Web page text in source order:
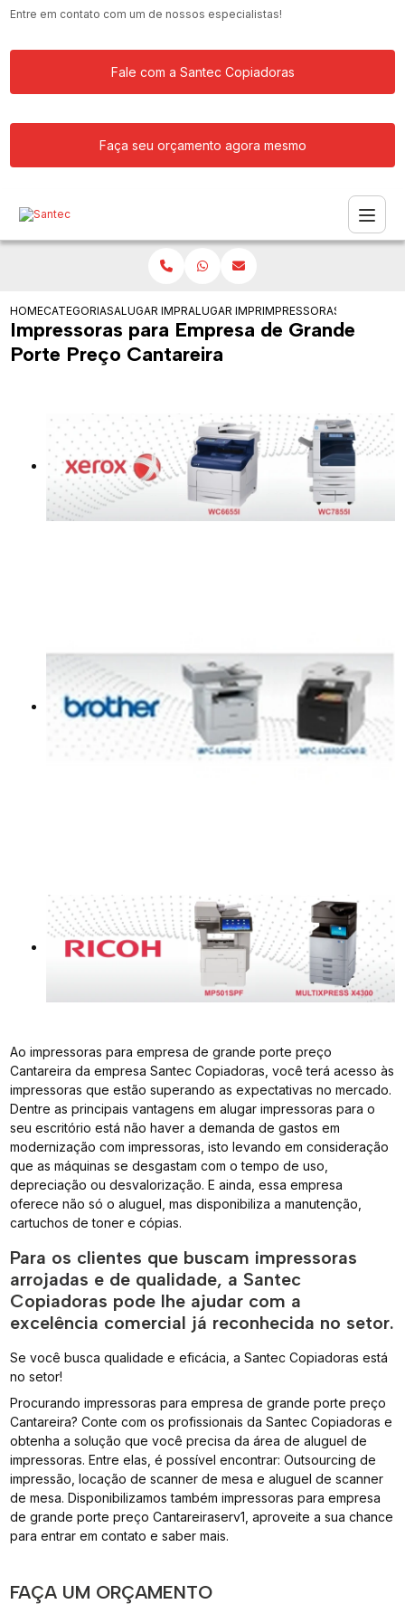
Entre em contato com um de nossos especialistas!
Fale com a Santec Copiadoras
Faça seu orçamento agora mesmo
HOMECATEGORIASALUGAR IMPRESSORAALUGAR IMPRESSORAS PARA
IMPRESSORAS PARA
Impressoras para Empresa de Grande
Porte Preço Cantareira
Ao impressoras para empresa de grande porte preço
Cantareira da empresa Santec Copiadoras, você terá acesso às
impressoras que estão superando as expectativas no mercado.
Dentre as principais vantagens em alugar impressoras para o
seu escritório está não haver a demanda de gastos em
modernização com impressoras, isto levando em consideração
que as máquinas se desgastam com o tempo de uso,
depreciação ou desvalorização. E ainda, essa empresa
oferece não só o aluguel, mas disponibiliza a manutenção,
cartuchos de toner e cópias.
Para os clientes que buscam impressoras
arrojadas e de qualidade, a Santec
Copiadoras pode lhe ajudar com a
excelência comercial já reconhecida no setor.
Se você busca qualidade e eficácia, a Santec Copiadoras está
no setor!
Procurando impressoras para empresa de grande porte preço
Cantareira? Conte com os profissionais da Santec Copiadoras e
obtenha a solução que você precisa da área de aluguel de
impressoras. Entre elas, é possível encontrar: Outsourcing de
impressão, locação de scanner de mesa e aluguel de scanner
de mesa. Disponibilizamos também impressoras para empresa
de grande porte preço Cantareiraserv1, aproveite a sua chance
para entrar em contato e saber mais.
FAÇA UM ORÇAMENTO